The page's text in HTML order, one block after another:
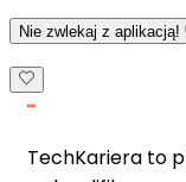
Nie zwlekaj z aplikacją!
TechKariera to